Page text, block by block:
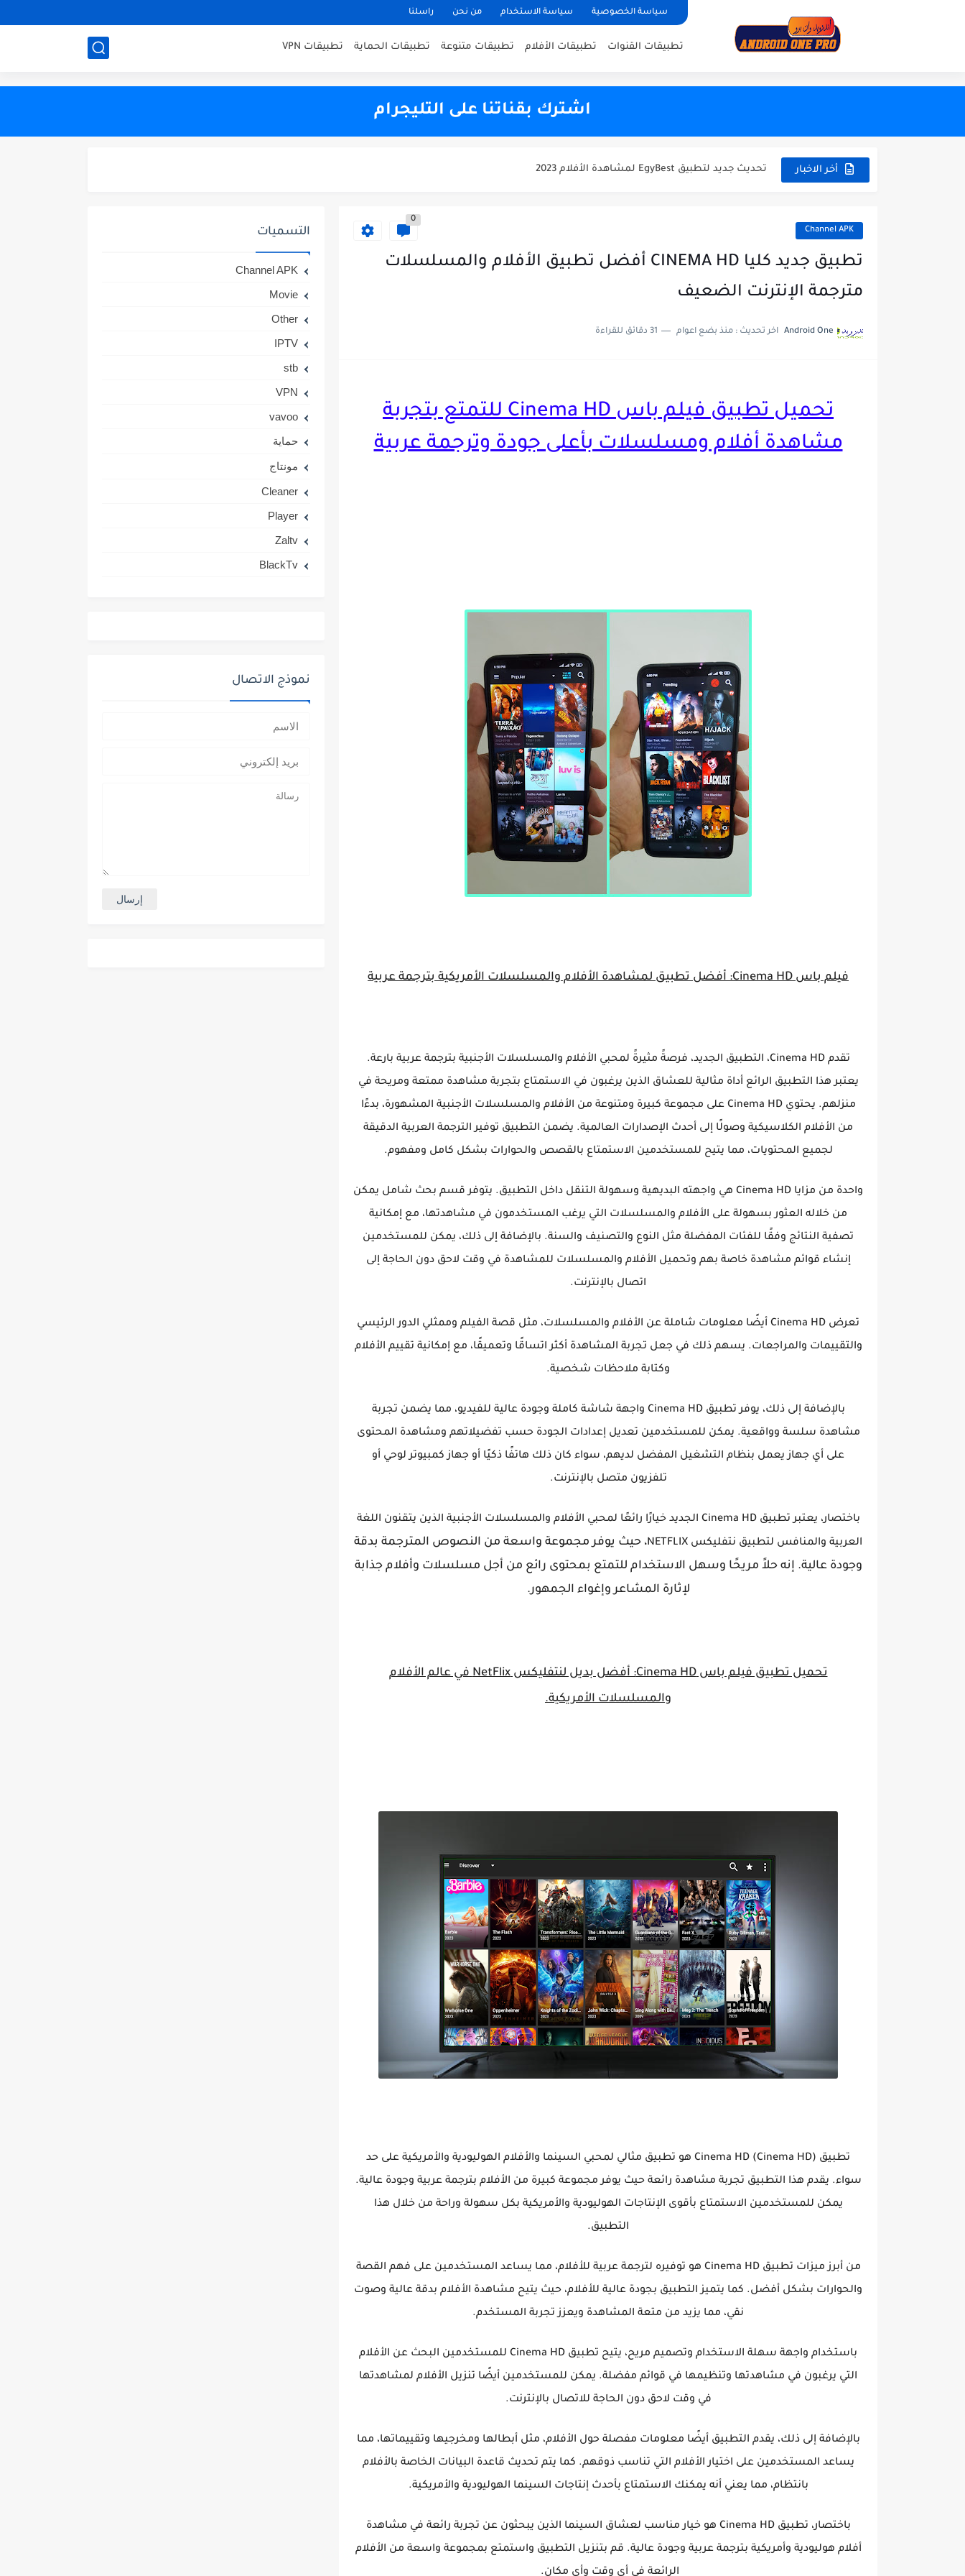
سياسة الخصوصية سياسة الاستخدام من نحن راسلنا
تطبيقات القنوات تطبيقات الأفلام تطبيقات متنوعة تطبيقات الحماية تطبيقات VPN
اشترك بقناتنا على التليجرام
أخر الاخبار تحميل تطبيق ULTRA ONE لمشاهدة القنوات العربية و العالمية والافلام والمسلسلات
تطبي KRAIKO الجديد والأروع 2024 - لمشاهدة القنوات العربية والعالمية...
حصريا تحميل تطبيق Power IPTV لمشاهدة القنوات العربية و العالمية...
Channel APK
0
تطبيق جديد كليا CINEMA HD أفضل تطبيق الأفلام والمسلسلات
مترجمة الإنترنت الضعيف
Android One اخر تحديث : منذ بضع اعوام 31 دقائق للقراءة
تحميل تطبيق فيلم باس Cinema HD للتمتع بتجربة
مشاهدة أفلام ومسلسلات بأعلى جودة وترجمة عربية
فيلم باس Cinema HD: أفضل تطبيق لمشاهدة الأفلام والمسلسلات الأمريكية بترجمة عربية
تقدم Cinema HD، التطبيق الجديد، فرصةً مثيرةً لمحبي الأفلام والمسلسلات الأجنبية بترجمة عربية بارعة.
يعتبر هذا التطبيق الرائع أداة مثالية للعشاق الذين يرغبون في الاستمتاع بتجربة مشاهدة ممتعة ومريحة في
منزلهم. يحتوي Cinema HD على مجموعة كبيرة ومتنوعة من الأفلام والمسلسلات الأجنبية المشهورة، بدءًا
من الأفلام الكلاسيكية وصولًا إلى أحدث الإصدارات العالمية. يضمن التطبيق توفير الترجمة العربية الدقيقة
لجميع المحتويات، مما يتيح للمستخدمين الاستمتاع بالقصص والحوارات بشكل كامل ومفهوم.
واحدة من مزايا Cinema HD هي واجهته البديهية وسهولة التنقل داخل التطبيق. يتوفر قسم بحث شامل يمكن
من خلاله العثور بسهولة على الأفلام والمسلسلات التي يرغب المستخدمون في مشاهدتها، مع إمكانية
تصفية النتائج وفقًا للفئات المفضلة مثل النوع والتصنيف والسنة. بالإضافة إلى ذلك، يمكن للمستخدمين
إنشاء قوائم مشاهدة خاصة بهم وتحميل الأفلام والمسلسلات للمشاهدة في وقت لاحق دون الحاجة إلى
اتصال بالإنترنت.
تعرض Cinema HD أيضًا معلومات شاملة عن الأفلام والمسلسلات، مثل قصة الفيلم وممثلي الدور الرئيسي
والتقييمات والمراجعات. يسهم ذلك في جعل تجربة المشاهدة أكثر اتساقًا وتعميقًا، مع إمكانية تقييم الأفلام
وكتابة ملاحظات شخصية.
بالإضافة إلى ذلك، يوفر تطبيق Cinema HD واجهة شاشة كاملة وجودة عالية للفيديو، مما يضمن تجربة
مشاهدة سلسة وواقعية. يمكن للمستخدمين تعديل إعدادات الجودة حسب تفضيلاتهم ومشاهدة المحتوى
على أي جهاز يعمل بنظام التشغيل المفضل لديهم، سواء كان ذلك هاتفًا ذكيًا أو جهاز كمبيوتر لوحي أو
تلفزيون متصل بالإنترنت.
باختصار، يعتبر تطبيق Cinema HD الجديد خيارًا رائعًا لمحبي الأفلام والمسلسلات الأجنبية الذين يتقنون اللغة
العربية والمنافس لتطبيق نتفليكس NETFLIX
، حيث يوفر مجموعة واسعة من النصوص المترجمة بدقة
وجودة عالية. إنه حلاً مريحًا وسهل الاستخدام للتمتع بمحتوى رائع من أجل مسلسلات وأفلام جذابة
لإثارة المشاعر وإغواء الجمهور.
تحميل تطبيق فيلم باس Cinema HD: أفضل بديل لنتفليكس NetFlix في عالم الأفلام
والمسلسلات الأمريكية.
تطبيق Cinema HD (Cinema HD) هو تطبيق مثالي لمحبي السينما والأفلام الهوليودية والأمريكية على حد
سواء. يقدم هذا التطبيق تجربة مشاهدة رائعة حيث يوفر مجموعة كبيرة من الأفلام بترجمة عربية وجودة عالية.
يمكن للمستخدمين الاستمتاع بأقوى الإنتاجات الهوليودية والأمريكية بكل سهولة وراحة من خلال هذا
التطبيق.
من أبرز ميزات تطبيق Cinema HD هو توفيره لترجمة عربية للأفلام، مما يساعد المستخدمين على فهم القصة
والحوارات بشكل أفضل. كما يتميز التطبيق بجودة عالية للأفلام، حيث يتيح مشاهدة الأفلام بدقة عالية وصوت
نقي، مما يزيد من متعة المشاهدة ويعزز تجربة المستخدم.
باستخدام واجهة سهلة الاستخدام وتصميم مريح، يتيح تطبيق Cinema HD للمستخدمين البحث عن الأفلام
التي يرغبون في مشاهدتها وتنظيمها في قوائم مفضلة. يمكن للمستخدمين أيضًا تنزيل الأفلام لمشاهدتها
في وقت لاحق دون الحاجة للاتصال بالإنترنت.
بالإضافة إلى ذلك، يقدم التطبيق أيضًا معلومات مفصلة حول الأفلام، مثل أبطالها ومخرجيها وتقييماتها، مما
يساعد المستخدمين على اختيار الأفلام التي تناسب ذوقهم. كما يتم تحديث قاعدة البيانات الخاصة بالأفلام
بانتظام، مما يعني أنه يمكنك الاستمتاع بأحدث إنتاجات السينما الهوليودية والأمريكية.
باختصار، تطبيق Cinema HD هو خيار مناسب لعشاق السينما الذين يبحثون عن تجربة رائعة في مشاهدة
أفلام هوليودية وأمريكية بترجمة عربية وجودة عالية. قم بتنزيل التطبيق واستمتع بمجموعة واسعة من الأفلام
الرائعة في أي وقت وأي مكان.
التسميات
Channel APK
Movie
Other
IPTV
stb
VPN
vavoo
حماية
مونتاج
Cleaner
Player
Zaltv
BlackTv
نموذج الاتصال